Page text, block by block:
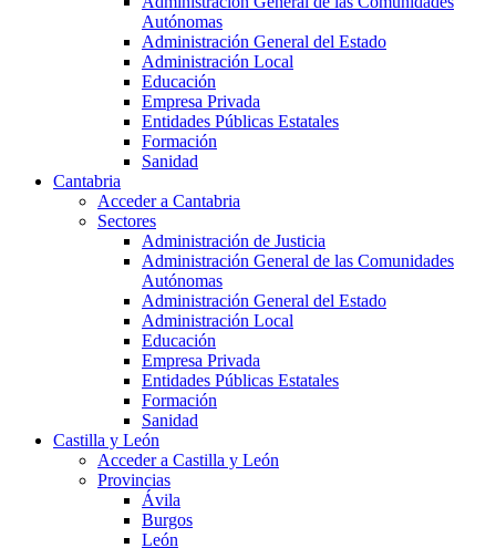
Autónomas
Administración General del Estado
Administración Local
Educación
Empresa Privada
Entidades Públicas Estatales
Formación
Sanidad
Cantabria
Acceder a Cantabria
Sectores
Administración de Justicia
Administración General de las Comunidades
Autónomas
Administración General del Estado
Administración Local
Educación
Empresa Privada
Entidades Públicas Estatales
Formación
Sanidad
Castilla y León
Acceder a Castilla y León
Provincias
Ávila
Burgos
León